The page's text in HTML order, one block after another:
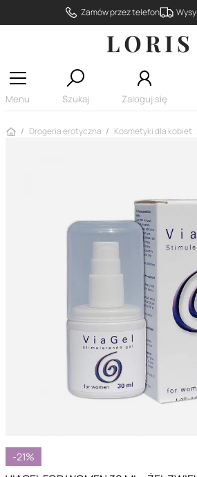
Zamów przez telefon
Menu Szukaj Zaloguj się
Strona główna
Drogeria erotyczna Kosmetyki dla kobiet
-21%